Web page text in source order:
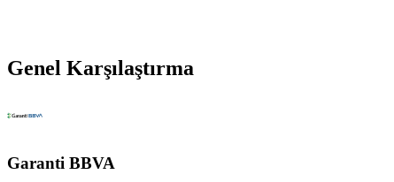
Genel Karşılaştırma
Garanti BBVA